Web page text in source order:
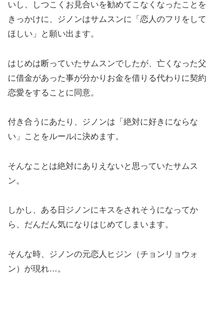
いし、しつこくお見合いを勧めてこなくなったことを
きっかけに、ジノンはサムスンに「恋人のフリをして
ほしい」と願い出ます。
はじめは断っていたサムスンでしたが、亡くなった父
に借金があった事が分かりお金を借りる代わりに契約
恋愛をすることに同意。
付き合うにあたり、ジノンは「絶対に好きにならな
い」ことをルールに決めます。
そんなことは絶対にありえないと思っていたサムス
ン。
しかし、ある日ジノンにキスをされそうになってか
ら、だんだん気になりはじめてしまいます。
そんな時、ジノンの元恋人ヒジン（チョンリョウォ
ン）が現れ…。